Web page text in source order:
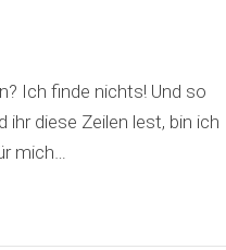
Ich finde nichts! Und so
diese Zeilen lest, bin ich
mich…